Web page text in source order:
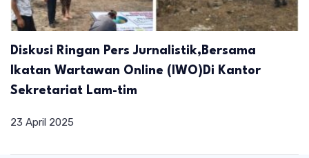
Diskusi Ringan Pers Jurnalistik,Bersama
Ikatan Wartawan Online (IWO)Di Kantor
Sekretariat Lam-tim
23 April 2025